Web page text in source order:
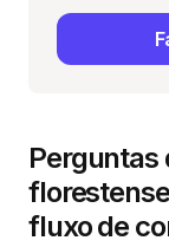
Perguntas
fluxo de